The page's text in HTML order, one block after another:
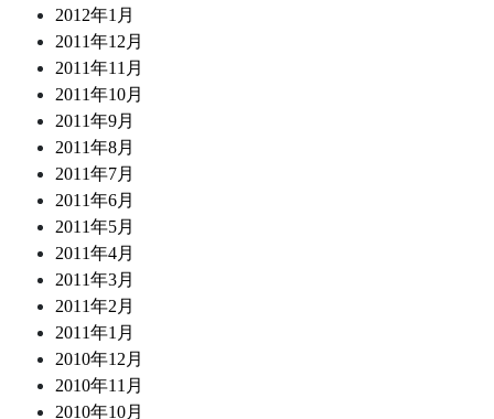
2012年1月
2011年12月
2011年11月
2011年10月
2011年9月
2011年8月
2011年7月
2011年6月
2011年5月
2011年4月
2011年3月
2011年2月
2011年1月
2010年12月
2010年11月
2010年10月